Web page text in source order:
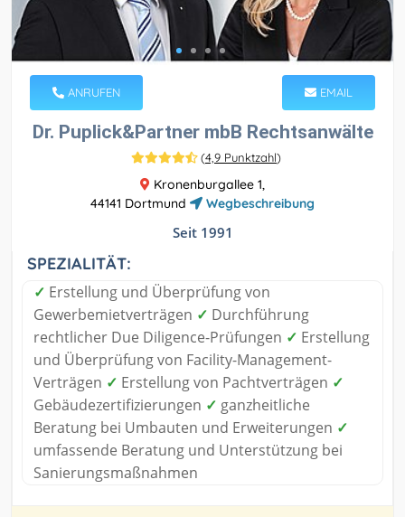
ANRUFEN EMAIL
Dr. Puplick&Partner mbB Rechtsanwälte
(4,9 Punktzahl)
Kronenburgallee 1,
44141 Dortmund
Wegbeschreibung
Seit 1991
SPEZIALITÄT:
✓ Erstellung und Überprüfung von
Gewerbemietverträgen ✓ Durchführung
rechtlicher Due Diligence-Prüfungen ✓ Erstellung
und Überprüfung von Facility-Management-
Verträgen ✓ Erstellung von Pachtverträgen ✓
Gebäudezertifizierungen ✓ ganzheitliche
Beratung bei Umbauten und Erweiterungen ✓
umfassende Beratung und Unterstützung bei
Sanierungsmaßnahmen